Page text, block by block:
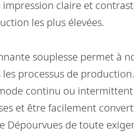
QUALITY
impression claire et
les plus élevées.
souplesse permet à
processus de
continu ou
et être facilement
Dépourvues de toute